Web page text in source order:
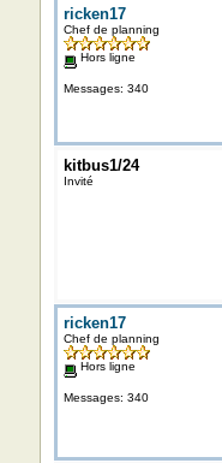
ricken17
Chef de planning
Hors ligne
Messages: 340
kitbus1/24
Invité
ricken17
Chef de planning
Hors ligne
Messages: 340